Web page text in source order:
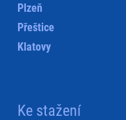
Plzeň
Přeštice
Klatovy
Ke stažení